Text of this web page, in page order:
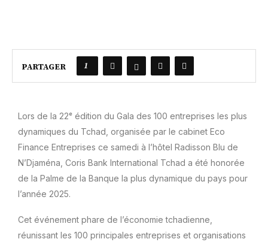
PARTAGER 1
Lors de la 22ᵉ édition du Gala des 100 entreprises les plus
dynamiques du Tchad, organisée par le cabinet Eco
Finance Entreprises ce samedi à l’hôtel Radisson Blu de
N’Djaména, Coris Bank International Tchad a été honorée
de la Palme de la Banque la plus dynamique du pays pour
l’année 2025.
Cet événement phare de l’économie tchadienne,
réunissant les 100 principales entreprises et organisations